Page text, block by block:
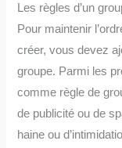
Les règles d’un
Pour maintenir
créer, vous devez
groupe. Parmi les
comme règle de
de publicité ou de
haine ou